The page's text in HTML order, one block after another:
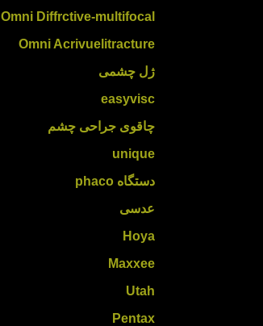
Omni Diffrctive-multifocal
Omni Acrivuelitracture
ژل چشمی
easyvisc
چاقوی جراحی چشم
unique
دستگاه phaco
عدسی
Hoya
Maxxee
Utah
Pentax